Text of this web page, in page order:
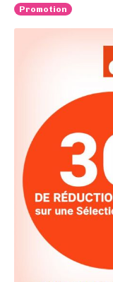
Promotion